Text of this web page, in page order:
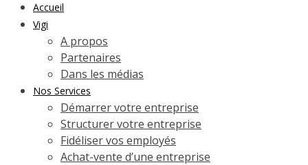
Accueil
Vigi
A propos
Partenaires
Dans les médias
Nos Services
Démarrer votre entreprise
Structurer votre entreprise
Fidéliser vos employés
Achat-vente d’une entreprise